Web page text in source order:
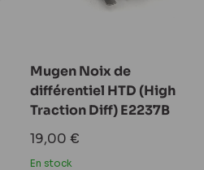
Mugen Noix de
différentiel HTD (High
Traction Diff) E2237B
Prix
réduit
19,00 €
En stock